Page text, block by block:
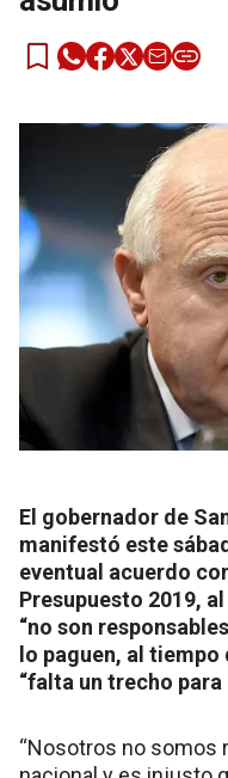
El gobernador de
manifestó este
eventual acuerdo
Presupuesto 2019,
“no son
lo paguen, al
“falta un trecho
“Nosotros no somos